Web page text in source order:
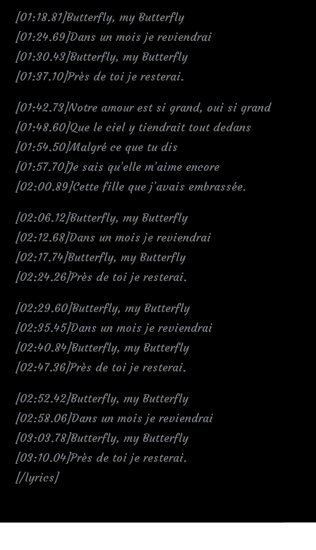
[01:18.81]Butterfly, my Butterfly
[01:24.69]Dans un mois je reviendrai
[01:30.43]Butterfly, my Butterfly
[01:37.10]Près de toi je resterai.
[01:42.73]Notre amour est si grand, oui si grand
[01:48.60]Que le ciel y tiendrait tout dedans
[01:54.50]Malgré ce que tu dis
[01:57.70]Je sais qu’elle m’aime encore
[02:00.89]Cette fille que j’avais embrassée.
[02:06.12]Butterfly, my Butterfly
[02:12.68]Dans un mois je reviendrai
[02:17.74]Butterfly, my Butterfly
[02:24.26]Près de toi je resterai.
[02:29.60]Butterfly, my Butterfly
[02:35.45]Dans un mois je reviendrai
[02:40.84]Butterfly, my Butterfly
[02:47.36]Près de toi je resterai.
[02:52.42]Butterfly, my Butterfly
[02:58.06]Dans un mois je reviendrai
[03:03.78]Butterfly, my Butterfly
[03:10.04]Près de toi je resterai.
[/lyrics]